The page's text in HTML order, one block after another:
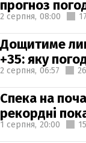
прогноз
2 серпня, 08:00
Дощитиме
+35: яку
2 серпня, 06:57
Спека на
рекордні
1 серпня, 20:00